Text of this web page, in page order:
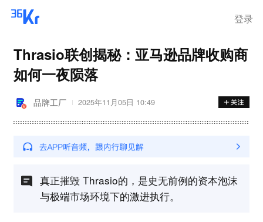
登录
Thrasio联创揭秘：亚马逊品牌收购商
如何一夜陨落
品牌工厂 2025年11月05日 10:49
真正摧毁 Thrasio的，是史无前例的资本泡沫
与极端市场环境下的激进执行。